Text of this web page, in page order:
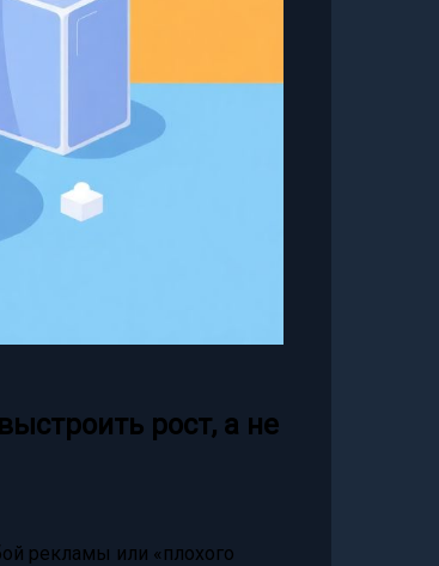
рост, а не
рекламы или «плохого